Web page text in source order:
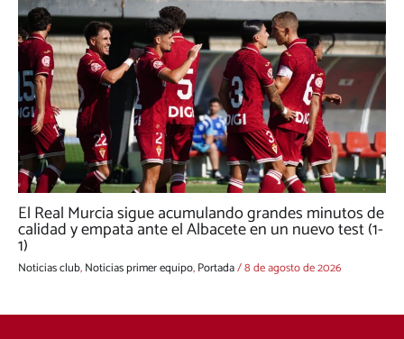
El Real Murcia sigue acumulando grandes minutos de
calidad y empata ante el Albacete en un nuevo test (1-
1)
Noticias club,Noticias primer equipo,Portada/8 de agosto de 2026